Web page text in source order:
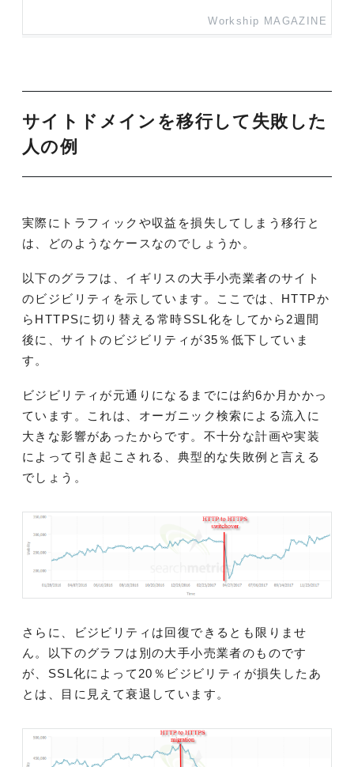
Workship MAGAZINE
サイトドメインを移行して失敗した
人の例
実際にトラフィックや収益を損失してしまう移行と
は、どのようなケースなのでしょうか。
以下のグラフは、イギリスの大手小売業者のサイト
のビジビリティを示しています。ここでは、HTTPか
らHTTPSに切り替える常時SSL化をしてから2週間
後に、サイトのビジビリティが35％低下していま
す。
ビジビリティが元通りになるまでには約6か月かかっ
ています。これは、オーガニック検索による流入に
大きな影響があったからです。不十分な計画や実装
によって引き起こされる、典型的な失敗例と言える
でしょう。
さらに、ビジビリティは回復できるとも限りませ
ん。以下のグラフは別の大手小売業者のものです
が、SSL化によって20％ビジビリティが損失したあ
とは、目に見えて衰退しています。